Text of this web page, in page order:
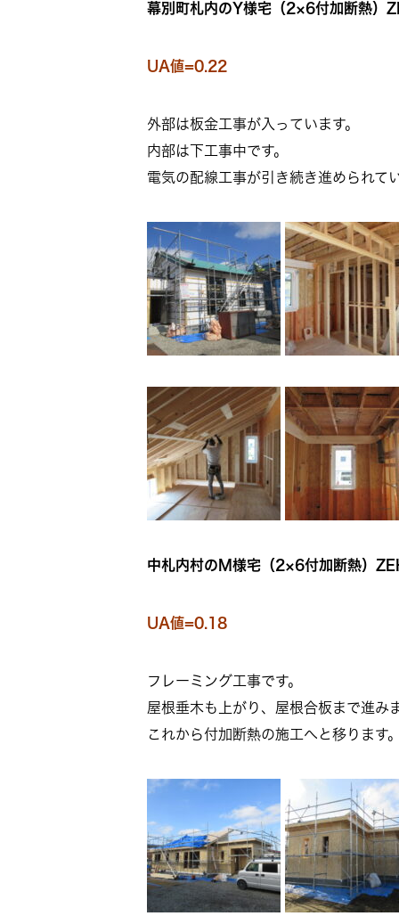
幕別町札内のY様宅（2×6付加断熱）
UA値=0.22
外部は板金工事が入っています。
内部は下工事中です。
電気の配線工事が引き続き進められて
中札内村のM様宅（2×6付加断熱）
UA値=0.18
フレーミング工事です。
屋根垂木も上がり、屋根合板まで進み
これから付加断熱の施工へと移ります